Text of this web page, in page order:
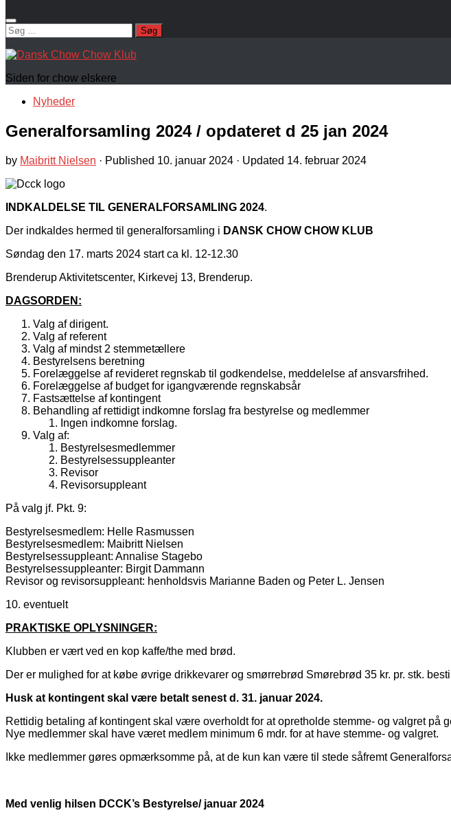
Søg
efter:
Siden for chow elskere
Nyheder
Generalforsamling 2024 / opdateret d 25 jan 2024
by Maibritt Nielsen · Published 10. januar 2024 · Updated 14. februar 2024
INDKALDELSE TIL GENERALFORSAMLING 2024.
Der indkaldes hermed til generalforsamling i DANSK CHOW CHOW KLUB
Søndag den 17. marts 2024 start ca kl. 12-12.30
Brenderup Aktivitetscenter, Kirkevej 13, Brenderup.
DAGSORDEN:
Valg af dirigent.
Valg af referent
Valg af mindst 2 stemmetællere
Bestyrelsens beretning
Forelæggelse af revideret regnskab til godkendelse, meddelelse af ansvarsfrihed.
Forelæggelse af budget for igangværende regnskabsår
Fastsættelse af kontingent
Behandling af rettidigt indkomne forslag fra bestyrelse og medlemmer
Ingen indkomne forslag.
Valg af:
Bestyrelsesmedlemmer
Bestyrelsessuppleanter
Revisor
Revisorsuppleant
På valg jf. Pkt. 9:
Bestyrelsesmedlem: Helle Rasmussen
Bestyrelsesmedlem: Maibritt Nielsen
Bestyrelsessuppleant: Annalise Stagebo
Bestyrelsessuppleanter: Birgit Dammann
Revisor og revisorsuppleant: henholdsvis Marianne Baden og Peter L. Jensen
10. eventuelt
PRAKTISKE OPLYSNINGER:
Klubben er vært ved en kop kaffe/the med brød.
Der er mulighed for at købe øvrige drikkevarer og smørrebrød Smørebrød 35 kr. pr. stk.
Husk at kontingent skal være betalt senest d. 31. januar 2024.
Rettidig betaling af kontingent skal være overholdt for at opretholde stemme- og valgret på
Nye medlemmer skal have været medlem minimum 6 mdr. for at have stemme- og valgret.
Ikke medlemmer gøres opmærksomme på, at de kun kan være til stede såfremt
Med venlig hilsen DCCK’s Bestyrelse/ januar 2024